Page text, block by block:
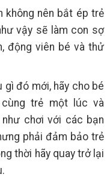
không nên bắt ép trẻ
vậy sẽ làm con sợ
động viên bé và thử
đó mới, hãy cho bé
trẻ một lúc và
chơi với các bạn
phải đảm bảo trẻ
thời hãy quay trở lại